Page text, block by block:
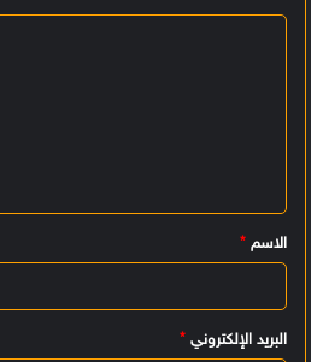
ي
ق
الاسم *
البريد الإلكتروني *